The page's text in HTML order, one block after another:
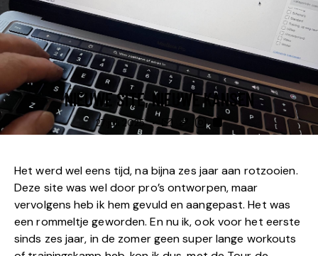
BLOG
NIEUWE SITE, NIEUWE KANSEN
27 juli 2025
Het werd wel eens tijd, na bijna zes jaar aan rotzooien.
Deze site was wel door pro’s ontworpen, maar
vervolgens heb ik hem gevuld en aangepast. Het was
een rommeltje geworden. En nu ik, ook voor het eerste
sinds zes jaar, in de zomer geen super lange workouts